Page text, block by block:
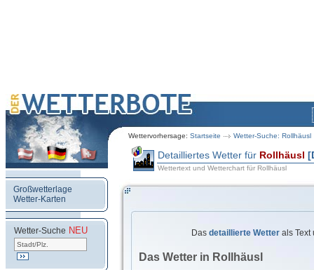
Wettervorhersage: Startseite Wetter-Suche: Rollhäusl
Großwetterlage
Wetter-Karten
Wetter-Suche NEU
Detailliertes Wetter für Rollhäusl
Wettertext und Wetterchart für Rollhäusl
Das detaillierte Wetter als Text
Das Wetter in Rollhäusl